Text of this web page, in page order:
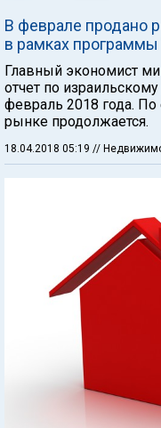
В феврале продано
в рамках
Главный экономист
отчет по
февраль 2018 года. По
рынке продолжается.
18.04.2018 05:19 //